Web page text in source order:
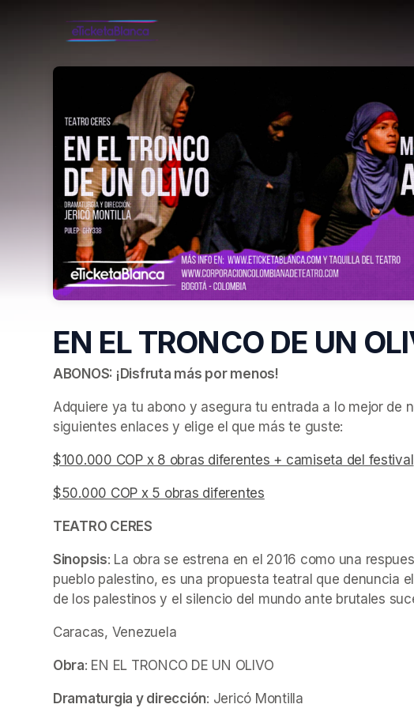
EN EL TRONCO DE UN
ABONOS: ¡Disfruta más por menos!
Adquiere ya tu abono y asegura tu entrada a lo mejor de
siguientes enlaces y elige el que más te guste:
$100.000 COP x 8 obras diferentes + camiseta del festival
$50.000 COP x 5 obras diferentes
(opens in a new tab)
TEATRO CERES
Sinopsis: La obra se estrena en el 2016 como una
pueblo palestino, es una propuesta teatral que denuncia
de los palestinos y el silencio del mundo ante brutales
Caracas, Venezuela
Obra: EN EL TRONCO DE UN OLIVO
Dramaturgia y dirección: Jericó Montilla